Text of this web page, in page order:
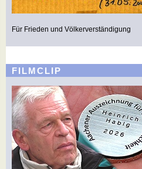
Für Frieden und Völkerverständigung
FILMCLIP